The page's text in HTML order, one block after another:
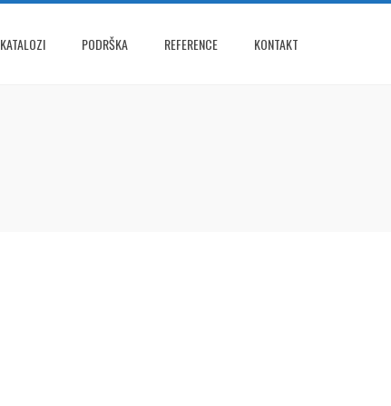
KATALOZI PODRŠKA REFERENCE KONTAKT